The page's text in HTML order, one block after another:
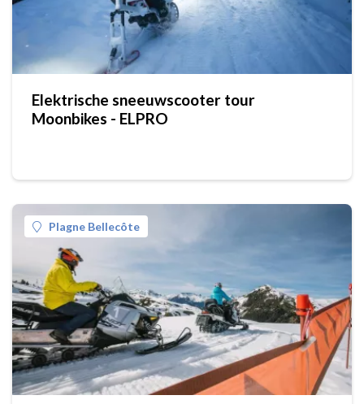
Elektrische sneeuwscooter tour
Moonbikes - ELPRO
Plagne Bellecôte